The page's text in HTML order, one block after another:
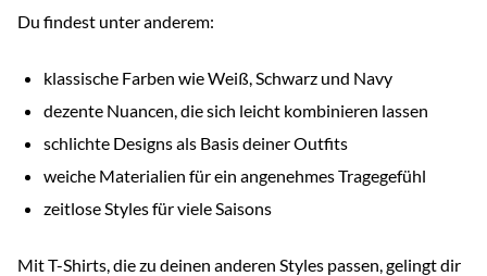
Du findest unter anderem:
klassische Farben wie Weiß, Schwarz und Navy
dezente Nuancen, die sich leicht kombinieren lassen
schlichte Designs als Basis deiner Outfits
weiche Materialien für ein angenehmes Tragegefühl
zeitlose Styles für viele Saisons
Mit T-Shirts, die zu deinen anderen Styles passen, gelingt dir